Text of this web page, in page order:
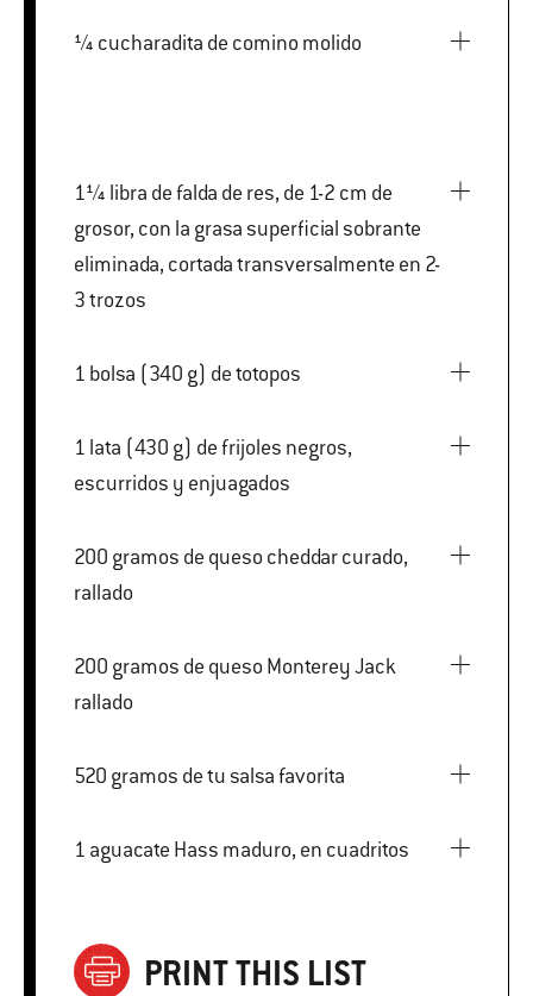
¼ cucharadita de comino molido
1¼ libra de falda de res, de 1-2 cm de
grosor, con la grasa superficial sobrante
eliminada, cortada transversalmente en 2-
3 trozos
1 bolsa (340 g) de totopos
1 lata (430 g) de frijoles negros,
escurridos y enjuagados
200 gramos de queso cheddar curado,
rallado
200 gramos de queso Monterey Jack
rallado
520 gramos de tu salsa favorita
1 aguacate Hass maduro, en cuadritos
PRINT THIS LIST